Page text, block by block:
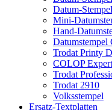
Datum-
Mini-
Hand-
Datumstempel
Trodat Printy
COLOP Expert
Trodat
Trodat 2910
Volksstempel
Ersatz-Textplatten